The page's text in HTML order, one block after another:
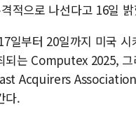
적으로 나선다고 16일
일부터 20일까지 미국
되는 Computex 2025,
Acquirers
다.